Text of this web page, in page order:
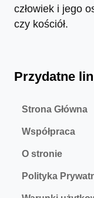
człowiek i jego
czy kościół.
Przydatne
Strona Główna
Współpraca
O stronie
Polityka